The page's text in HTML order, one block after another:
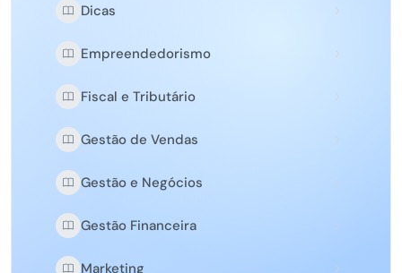
Dicas
Empreendedorismo
Fiscal e Tributário
Gestão de Vendas
Gestão e Negócios
Gestão Financeira
Marketing